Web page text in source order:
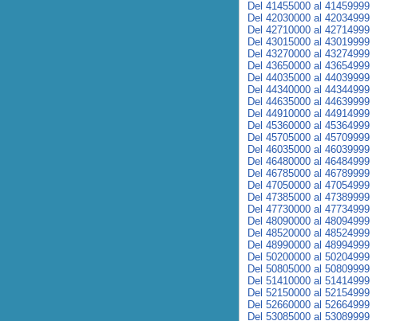
Del 41455000 al 41459999
Del 42030000 al 42034999
Del 42710000 al 42714999
Del 43015000 al 43019999
Del 43270000 al 43274999
Del 43650000 al 43654999
Del 44035000 al 44039999
Del 44340000 al 44344999
Del 44635000 al 44639999
Del 44910000 al 44914999
Del 45360000 al 45364999
Del 45705000 al 45709999
Del 46035000 al 46039999
Del 46480000 al 46484999
Del 46785000 al 46789999
Del 47050000 al 47054999
Del 47385000 al 47389999
Del 47730000 al 47734999
Del 48090000 al 48094999
Del 48520000 al 48524999
Del 48990000 al 48994999
Del 50200000 al 50204999
Del 50805000 al 50809999
Del 51410000 al 51414999
Del 52150000 al 52154999
Del 52660000 al 52664999
Del 53085000 al 53089999